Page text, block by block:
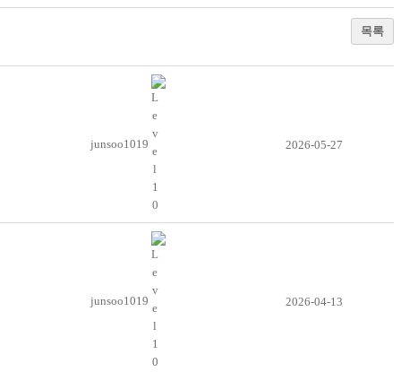
목록
junsoo1019 2026-05-27
junsoo1019 2026-04-13